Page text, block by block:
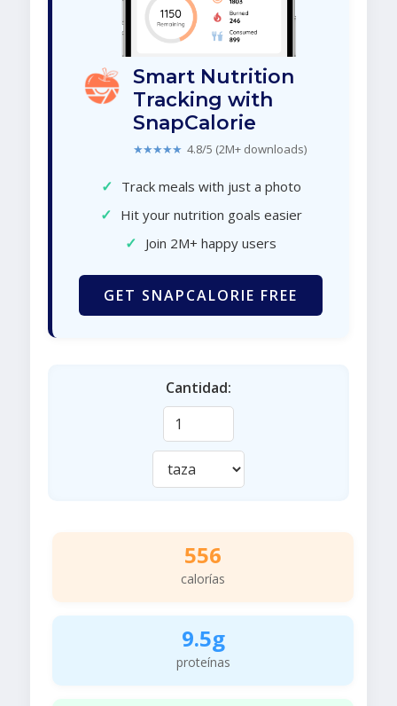
Smart Nutrition
Tracking with
SnapCalorie
★★★★★ 4.8/5 (2M+ downloads)
✓ Track meals with just a photo
✓ Hit your nutrition goals easier
✓ Join 2M+ happy users
GET SNAPCALORIE FREE
Cantidad:
556
calorías
9.5g
proteínas